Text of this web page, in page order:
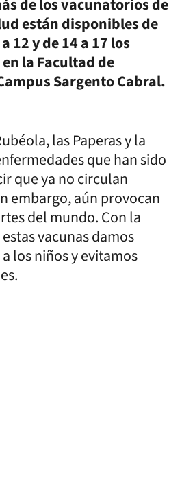
de los vacunatorios de
están disponibles de
12 y de 14 a 17 los
la Facultad de
Sargento Cabral.
las Paperas y la
que han sido
que ya no circulan
embargo, aún provocan
del mundo. Con la
vacunas damos
los niños y evitamos